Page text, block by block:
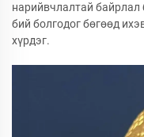
нарийвчлалтай
бий болгодог бөгөөд
хүрдэг.